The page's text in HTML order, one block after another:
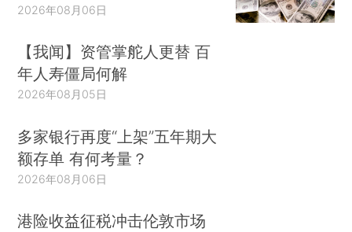
2026年08月06日
【我闻】资管掌舵人更替 百
年人寿僵局何解
2026年08月05日
多家银行再度“上架”五年期大
额存单 有何考量？
2026年08月06日
港险收益征税冲击伦敦市场